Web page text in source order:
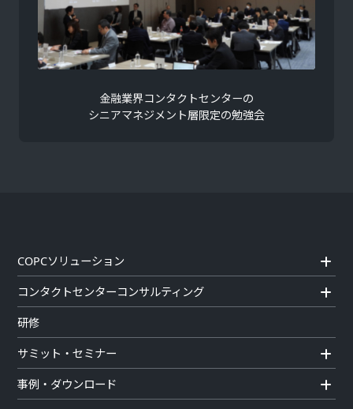
金融業界コンタクトセンターの
シニアマネジメント層限定の勉強会
COPCソリューション
コンタクトセンターコンサルティング
研修
サミット・セミナー
事例・ダウンロード